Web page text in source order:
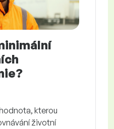
kterou
životní